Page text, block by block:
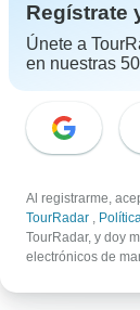
Desde €2,622
Desde
29 ago.,
Poca
Desde:
Regístrate
Únete a
en nuestras
Al registrarme,
TourRadar ,
TourRadar, y doy
electrónicos de